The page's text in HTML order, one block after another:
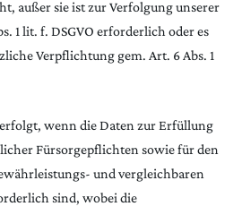
außer sie ist zur Verfolgung unserer
1 lit. f. DSGVO erforderlich oder es
Verpflichtung gem. Art. 6 Abs. 1
wenn die Daten zur Erfüllung
Fürsorgepflichten sowie für den
und vergleichbaren
sind, wobei die